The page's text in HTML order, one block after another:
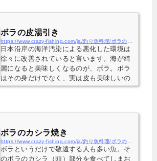
ボラの皮湯引き
日本沿岸の海洋汚染による悪化した環境は
徐々に改善されていると言います。海が綺
麗になると美味しくなるのが、ボラ。ボラ
はその身だけでなく、実は皮も美味しいの
です。刺身などを作った後に残る皮でお酒
ボラのカシラ焼き
ボラというだけで敬遠する人も多い魚。そ
のボラのカシラ（頭）部分を食べてしまお